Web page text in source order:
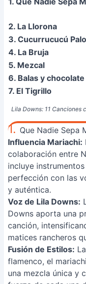
Lila Downs: 11 Canciones
2. La Llorona
3. Cucurrucucú
4. La Bruja
5. Mezcal
6. Balas y chocolate
7. El Tigrillo
1. Que Nadie Sepa
Influencia Mariachi:
colaboración entre
incluye
perfección con las
y auténtica.
Voz de Lila Downs:
Downs aporta una
canción,
matices rancheros
Fusión de Estilos:
flamenco, el
una mezcla única y